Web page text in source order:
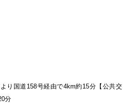
り国道158号経由で4km約15分【公共交
分